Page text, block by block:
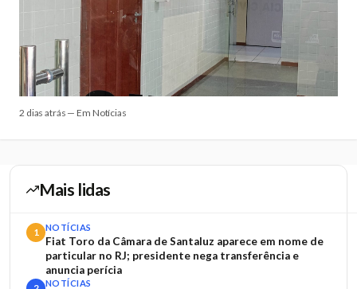
2 dias atrás — Em Notícias
Mais lidas
1 NOTÍCIAS
Fiat Toro da Câmara de Santaluz aparece em nome de
particular no RJ; presidente nega transferência e
anuncia perícia
NOTÍCIAS